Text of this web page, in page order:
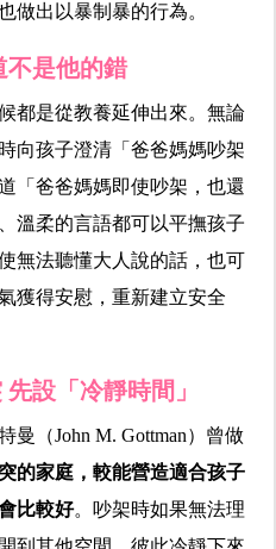
做出以暴制暴的行為。
不是他的錯
都是從教養延伸出來。無論
向孩子澄清「爸爸媽媽吵架
「爸爸媽媽即使吵架，也還
溫柔的言語都可以平撫孩子
無法聽懂大人說的話，也可
獲得安慰，重新建立安全
設「冷靜時間」
曼（John M. Gottman）曾做
的家庭，較能營造適合孩子
比較好。 吵架時如果無法理